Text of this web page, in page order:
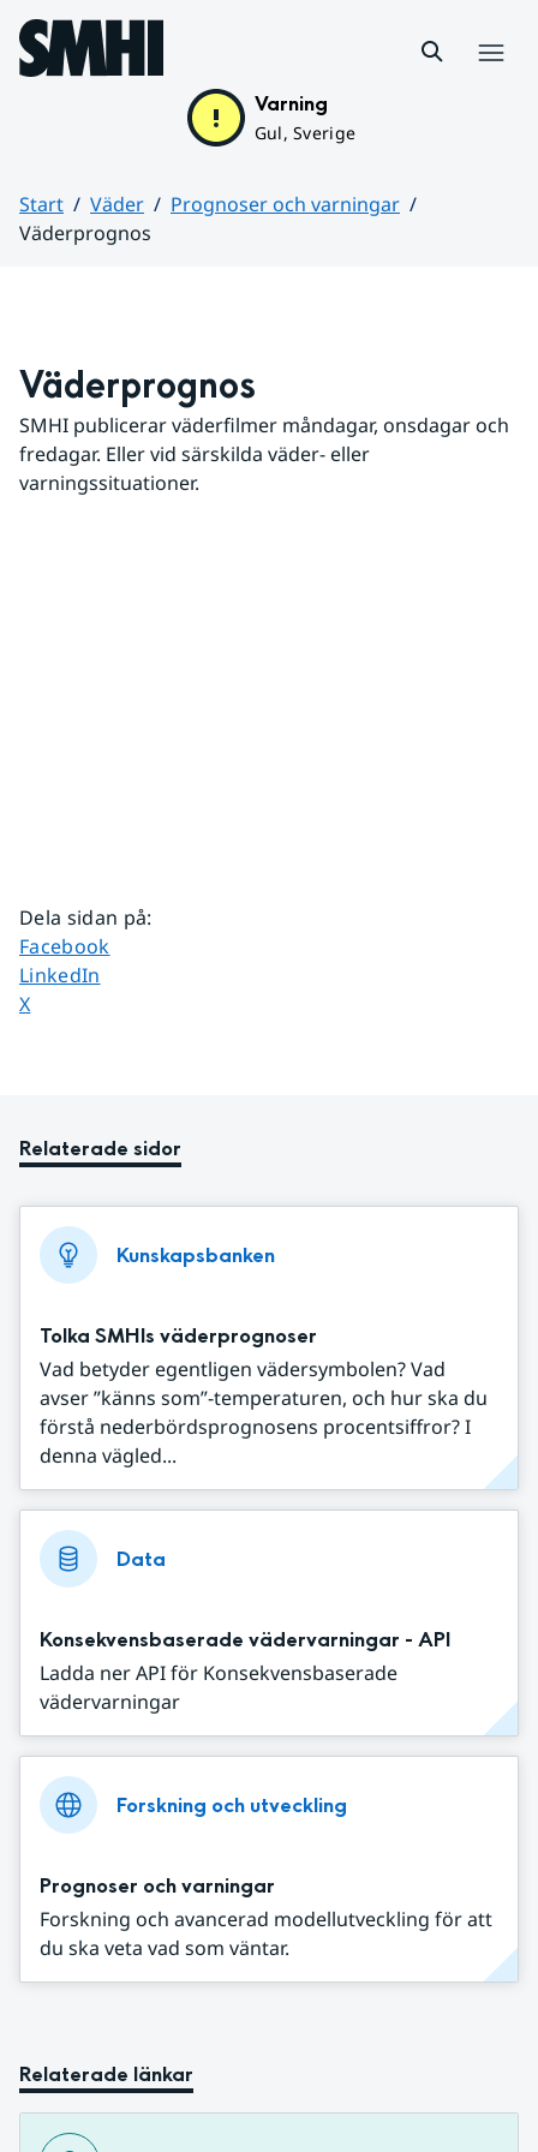
Hoppa till sidans innehåll
Varning
Gul, Sverige
Start Väder
Prognoser och varningar
Väderprognos
Väderprognos
SMHI publicerar väderfilmer måndagar, onsdagar och
fredagar. Eller vid särskilda väder- eller
varningssituationer.
Dela sidan på:
Dela sidan på
Facebook
Dela sidan på
LinkedIn
Dela sidan på
X
Relaterade sidor
Kunskapsbanken
Tolka SMHIs väderprognoser
Vad betyder egentligen vädersymbolen? Vad
avser ”känns som”-temperaturen, och hur ska du
förstå nederbördsprognosens procentsiffror? I
denna vägled...
Data
Konsekvensbaserade vädervarningar - API
Ladda ner API för Konsekvensbaserade
vädervarningar
Forskning och utveckling
Prognoser och varningar
Forskning och avancerad modellutveckling för att
du ska veta vad som väntar.
Relaterade länkar